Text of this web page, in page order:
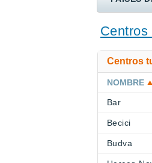
Centros
NOMBRE
Bar
Becici
Budva